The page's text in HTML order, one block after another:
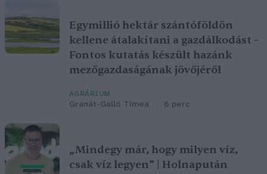
Egymillió hektár szántóföldön
kellene átalakítani a gazdálkodást –
Fontos kutatás készült hazánk
mezőgazdaságának jövőjéről
AGRÁRIUM
Granát-Galló Tímea 6 perc
„Mindegy már, hogy milyen víz,
csak víz legyen” | Holnapután